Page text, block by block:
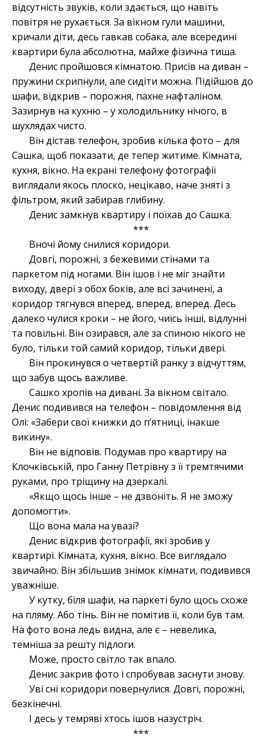
відсутність звуків, коли здається, що навіть
повітря не рухається. За вікном гули машини,
кричали діти, десь гавкав собака, але всередині
квартири була абсолютна, майже фізична тиша.
Денис пройшовся кімнатою. Присів на диван –
пружини скрипнули, але сидіти можна. Підійшов до
шафи, відкрив – порожня, пахне нафталіном.
Зазирнув на кухню – у холодильнику нічого, в
шухлядах чисто.
Він дістав телефон, зробив кілька фото – для
Сашка, щоб показати, де тепер житиме. Кімната,
кухня, вікно. На екрані телефону фотографії
виглядали якось плоско, нецікаво, наче зняті з
фільтром, який забирав глибину.
Денис замкнув квартиру і поїхав до Сашка.
***
Вночі йому снилися коридори.
Довгі, порожні, з бежевими стінами та
паркетом під ногами. Він ішов і не міг знайти
виходу, двері з обох боків, але всі зачинені, а
коридор тягнувся вперед, вперед, вперед. Десь
далеко чулися кроки – не його, чиїсь інші, відлунні
та повільні. Він озирався, але за спиною нікого не
було, тільки той самий коридор, тільки двері.
Він прокинувся о четвертій ранку з відчуттям,
що забув щось важливе.
Сашко хропів на дивані. За вікном світало.
Денис подивився на телефон – повідомлення від
Олі: «Забери свої книжки до п’ятниці, інакше
викину».
Він не відповів. Подумав про квартиру на
Клочківській, про Ганну Петрівну з її тремтячими
руками, про тріщину на дзеркалі.
«Якщо щось інше – не дзвоніть. Я не зможу
допомогти».
Що вона мала на увазі?
Денис відкрив фотографії, які зробив у
квартирі. Кімната, кухня, вікно. Все виглядало
звичайно. Він збільшив знімок кімнати, подивився
уважніше.
У кутку, біля шафи, на паркеті було щось схоже
на пляму. Або тінь. Він не помітив її, коли був там.
На фото вона ледь видна, але є – невелика,
темніша за решту підлоги.
Може, просто світло так впало.
Денис закрив фото і спробував заснути знову.
Уві сні коридори повернулися. Довгі, порожні,
безкінечні.
І десь у темряві хтось ішов назустріч.
***